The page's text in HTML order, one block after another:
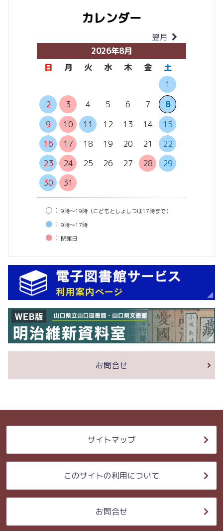
カレンダー
翌月
2026年8月
日
月 火 水 木 金
土
1
2
3 4 5 6 7
8
9
10 11 12 13 14
15
16
17 18 19 20 21
22
23
24 25 26 27 28
29
30
31
○： 9時〜19時（こどもとしょしつは17時まで）
●： 9時〜17時
●： 閉館⽇
お問合せ
サイトマップ
このサイトの利用について
お問合せ